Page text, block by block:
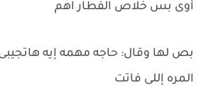
أوى بس خلاص الفطار اهم
بص لها وقال: حاجه مهمه إيه
المره إللى فاتت